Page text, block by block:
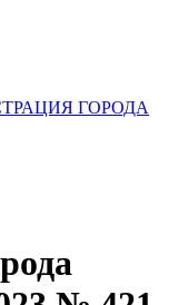
ГОРОДА